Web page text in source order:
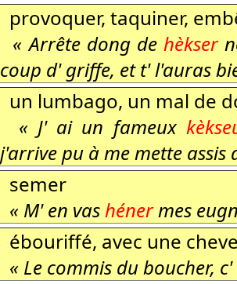
provoquer, taquiner,
« Arrête dong de hèkser
coup d' griffe, et t' l'auras
un lumbago, un mal de
« J' ai un fameux
j'arrive pu à me mette assis
semer
« M' en vas hénermes
ébouriffé, avec une
« Le commis du boucher,